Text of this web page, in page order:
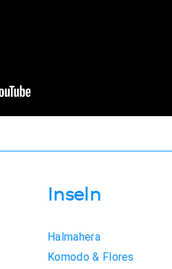
Inseln
Halmahera
Komodo & Flores